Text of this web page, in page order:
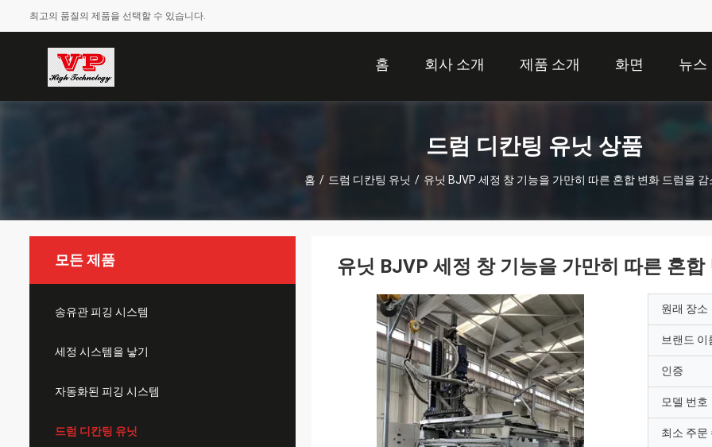
최고의 품질의 제품을 선택할 수 있습니다.
홈 회사 소개 제품 소개 화면 뉴스
드럼 디칸팅 유닛 상품
홈 / 드럼 디칸팅 유닛 / 유닛 BJVP 세정 창 기능을 가만히 따른 혼합 변화 드럼을
모든 제품
송유관 피깅 시스템
세정 시스템을 낳기
자동화된 피깅 시스템
드럼 디칸팅 유닛
유닛 BJVP 세정 창 기능을 가만히 따른 혼
원래 장소
브랜드 이
인증
모델 번호
최소 주문